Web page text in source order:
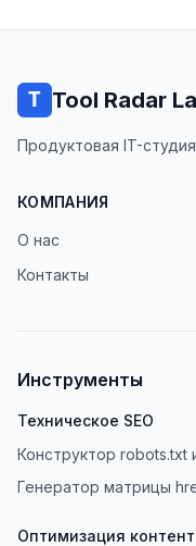
Tool Radar
Продуктовая IT-
КОМПАНИЯ
О нас
Контакты
Инструменты
Техническое SEO
Конструктор robots.txt
Генератор матрицы
Оптимизация